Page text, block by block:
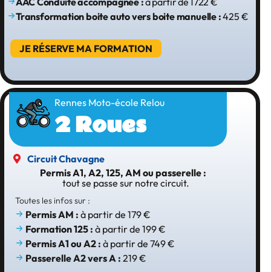
Rennes Moto-école Relou
2 Roues
Circuit Chavagne
Permis A1, A2, 125, AM ou passerelle :
tout se passe sur notre circuit.
Toutes les infos sur :
Permis AM : à partir de 179 €
Formation 125 : à partir de 199 €
Permis A1 ou A2 : à partir de 749 €
Passerelle A2 vers A : 219 €
Transformation boite auto vers boite manuelle :425 €
JE RÉSERVE MA FORMATION